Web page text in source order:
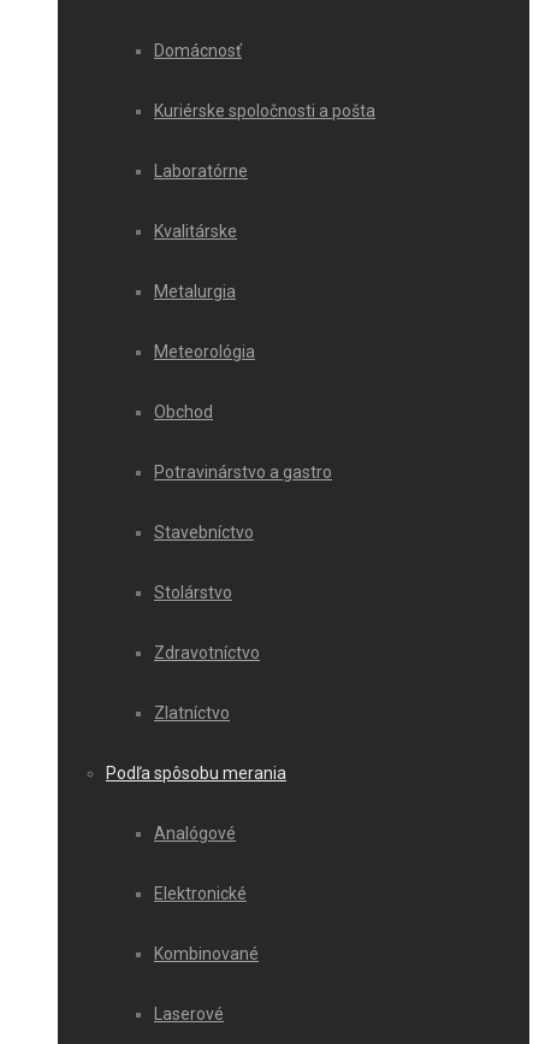
Domácnosť
Kuriérske spoločnosti a pošta
Laboratórne
Kvalitárske
Metalurgia
Meteorológia
Obchod
Potravinárstvo a gastro
Stavebníctvo
Stolárstvo
Zdravotníctvo
Zlatníctvo
Podľa spôsobu merania
Analógové
Elektronické
Kombinované
Laserové